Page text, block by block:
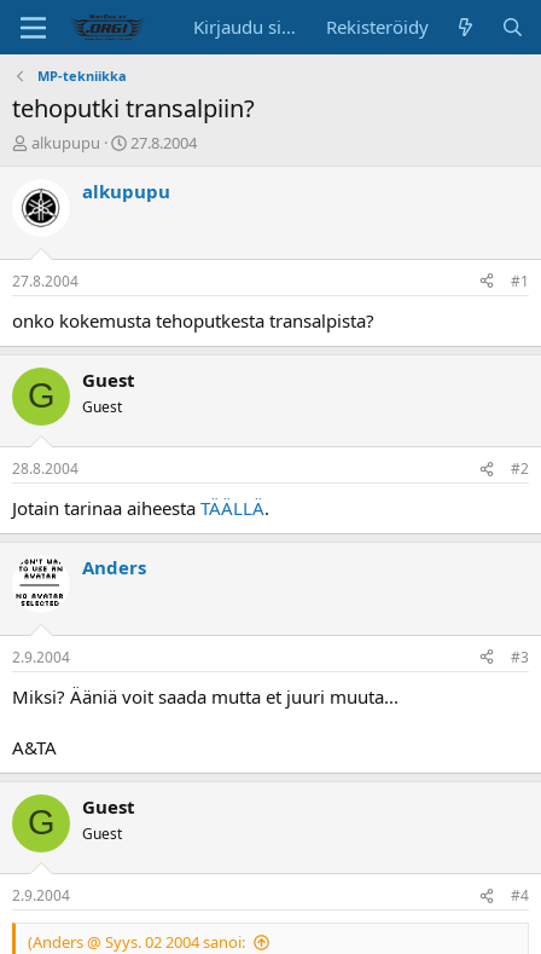
Kirjaudu sisään Rekisteröidy
MP-tekniikka
tehoputki transalpiin?
K
s
k
u
s
t
e
l
a
l
o
i
t
t
a
j
a
alkupupu
A
o
p
ä
ä
27.8.2004
alkupupu
27.8.2004 #1
onko kokemusta tehoputkesta transalpista?
G Guest
Guest
28.8.2004 #2
Jotain tarinaa aiheesta TÄÄLLÄ.
Anders
2.9.2004 #3
Miksi? Ääniä voit saada mutta et juuri muuta...
A&TA
G Guest
Guest
2.9.2004 #4
(Anders @ Syys. 02 2004 sanoi: